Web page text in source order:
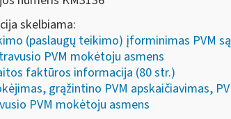
skelbiama:
(paslaugų teikimo) įforminimas PVM
PVM mokėtoju asmens
faktūros informacija (80 str.)
grąžintino PVM apskaičiavimas,
PVM mokėtoju asmens